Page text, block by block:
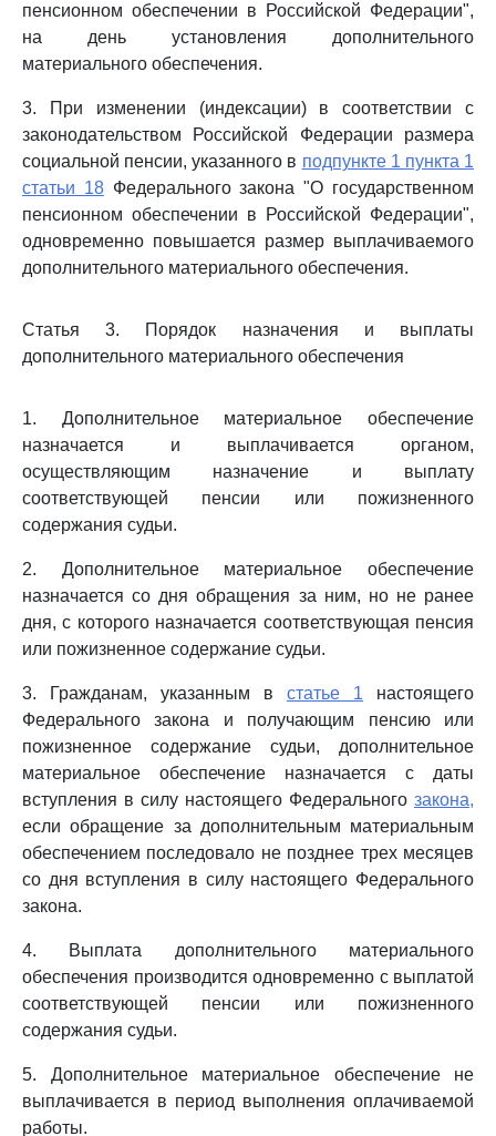
пенсионном обеспечении в Российской Федерации",
на день установления дополнительного
материального обеспечения.
3. При изменении (индексации) в соответствии с
законодательством Российской Федерации размера
социальной пенсии, указанного в подпункте 1 пункта 1
статьи 18Федерального закона "О государственном
пенсионном обеспечении в Российской Федерации",
одновременно повышается размер выплачиваемого
дополнительного материального обеспечения.
Статья 3. Порядок назначения и выплаты
дополнительного материального обеспечения
1. Дополнительное материальное обеспечение
назначается и выплачивается органом,
осуществляющим назначение и выплату
соответствующей пенсии или пожизненного
содержания судьи.
2. Дополнительное материальное обеспечение
назначается со дня обращения за ним, но не ранее
дня, с которого назначается соответствующая пенсия
или пожизненное содержание судьи.
3. Гражданам, указанным в статье 1 настоящего
Федерального закона и получающим пенсию или
пожизненное содержание судьи, дополнительное
материальное обеспечение назначается с даты
вступления в силу настоящего Федерального закона,
если обращение за дополнительным материальным
обеспечением последовало не позднее трех месяцев
со дня вступления в силу настоящего Федерального
закона.
4. Выплата дополнительного материального
обеспечения производится одновременно с выплатой
соответствующей пенсии или пожизненного
содержания судьи.
5. Дополнительное материальное обеспечение не
выплачивается в период выполнения оплачиваемой
работы.